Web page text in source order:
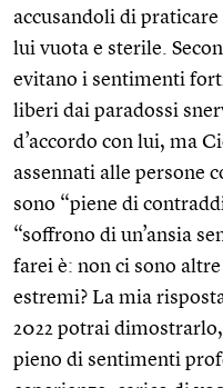
accusandoli di
lui vuota e sterile.
evitano i sentimenti
liberi dai paradossi
d’accordo con lui, ma
assennati alle persone
sono “piene di
“soffrono di un’ansia
farei è: non ci sono
estremi? La mia
2022 potrai
pieno di sentimenti